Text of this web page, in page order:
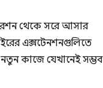
থেকে সরে আসার
এক্সটেনশনগুলিতে
নতুন কাজে যেখানেই সম্ভব